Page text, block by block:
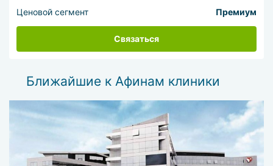
Ценовой сегмент Премиум
Связаться
Ближайшие к Афинам клиники